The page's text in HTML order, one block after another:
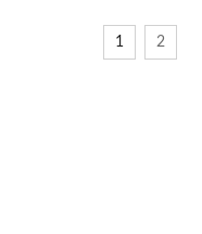
1 2